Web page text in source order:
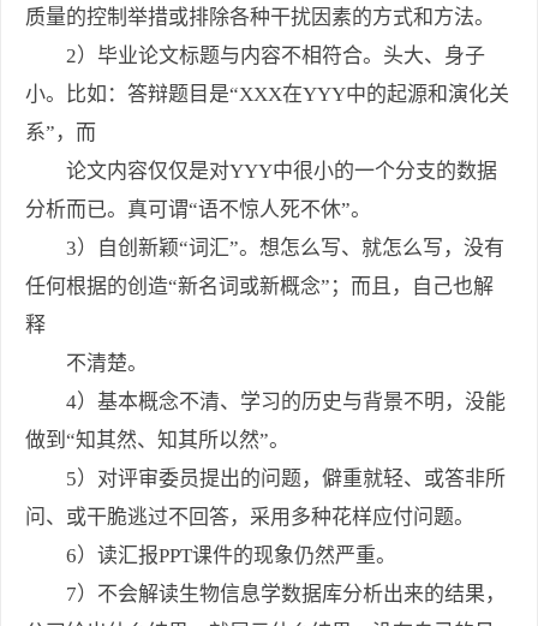
质量的控制举措或排除各种干扰因素的方式和方法。
2）毕业论文标题与内容不相符合。头大、身子
小。比如：答辩题目是“XXX在YYY中的起源和演化关
系”，而
论文内容仅仅是对YYY中很小的一个分支的数据
分析而已。真可谓“语不惊人死不休”。
3）自创新颖“词汇”。想怎么写、就怎么写，没有
任何根据的创造“新名词或新概念”；而且，自己也解
释
不清楚。
4）基本概念不清、学习的历史与背景不明，没能
做到“知其然、知其所以然”。
5）对评审委员提出的问题，僻重就轻、或答非所
问、或干脆逃过不回答，采用多种花样应付问题。
6）读汇报PPT课件的现象仍然严重。
7）不会解读生物信息学数据库分析出来的结果，